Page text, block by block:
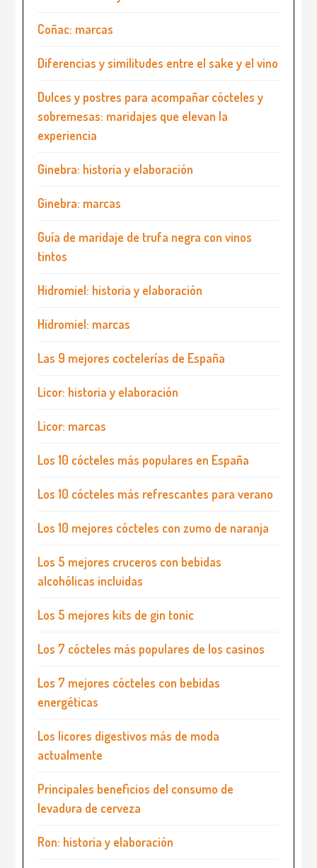
Coñac: marcas
Diferencias y similitudes entre el sake y el vino
Dulces y postres para acompañar cócteles y
sobremesas: maridajes que elevan la
experiencia
Ginebra: historia y elaboración
Ginebra: marcas
Guía de maridaje de trufa negra con vinos
tintos
Hidromiel: historia y elaboración
Hidromiel: marcas
Las 9 mejores coctelerías de España
Licor: historia y elaboración
Licor: marcas
Los 10 cócteles más populares en España
Los 10 cócteles más refrescantes para verano
Los 10 mejores cócteles con zumo de naranja
Los 5 mejores cruceros con bebidas
alcohólicas incluidas
Los 5 mejores kits de gin tonic
Los 7 cócteles más populares de los casinos
Los 7 mejores cócteles con bebidas
energéticas
Los licores digestivos más de moda
actualmente
Principales beneficios del consumo de
levadura de cerveza
Ron: historia y elaboración